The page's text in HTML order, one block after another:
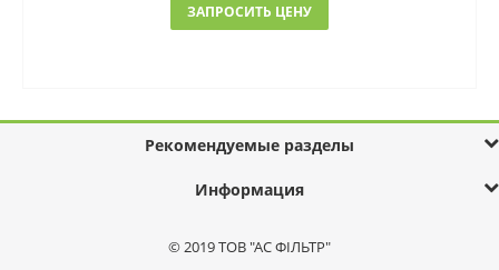
ЗАПРОСИТЬ ЦЕНУ
Рекомендуемые разделы
Информация
© 2019 ТОВ "АС ФІЛЬТР"